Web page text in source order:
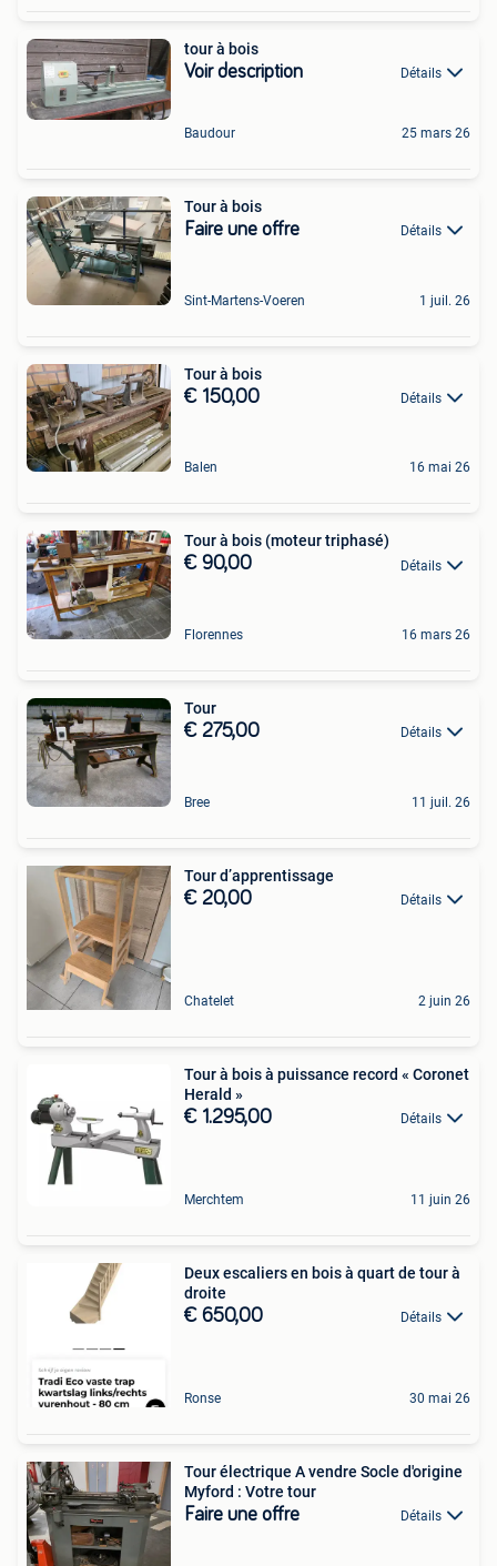
tour à bois
Voir description Détails
Baudour 25 mars 26
Tour à bois
Faire une offre Détails
Sint-Martens-Voeren 1 juil. 26
Tour à bois
€ 150,00 Détails
Balen 16 mai 26
Tour à bois (moteur triphasé)
€ 90,00 Détails
Florennes 16 mars 26
Tour
€ 275,00 Détails
Bree 11 juil. 26
Tour d’apprentissage
€ 20,00 Détails
Chatelet 2 juin 26
Tour à bois à puissance record « Coronet
Herald »
€ 1.295,00 Détails
Merchtem 11 juin 26
Deux escaliers en bois à quart de tour à
droite
€ 650,00 Détails
Ronse 30 mai 26
Tour électrique A vendre Socle d'origine
Myford : Votre tour
Faire une offre Détails